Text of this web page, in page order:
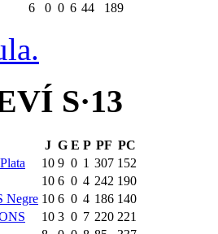
6 0 0 6 44 189
S·13
J G E P PF PC
10 9 0 1 307 152
10 6 0 4 242 190
Negre 10 6 0 4 186 140
10 3 0 7 220 221